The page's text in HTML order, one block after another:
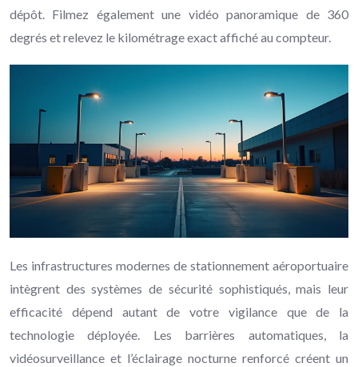
dépôt. Filmez également une vidéo panoramique de 360
degrés et relevez le kilométrage exact affiché au compteur.
Les infrastructures modernes de stationnement aéroportuaire
intègrent des systèmes de sécurité sophistiqués, mais leur
efficacité dépend autant de votre vigilance que de la
technologie déployée. Les barrières automatiques, la
vidéosurveillance et l’éclairage nocturne renforcé créent un